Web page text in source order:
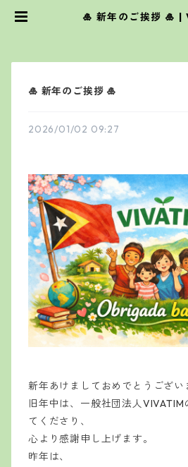
🎍 新年のご挨拶 🎍 |
🎍 新年のご挨拶 🎍
2026/01/02 09:27
新年あけましておめでとうござい
旧年中は、一般社団法人
てくださり、
心より感謝申し上げます。
昨年は、